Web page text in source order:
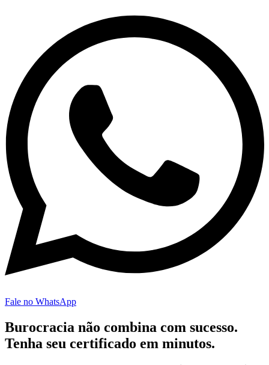
Fale no WhatsApp
Burocracia não combina com sucesso.
Tenha seu certificado em minutos.